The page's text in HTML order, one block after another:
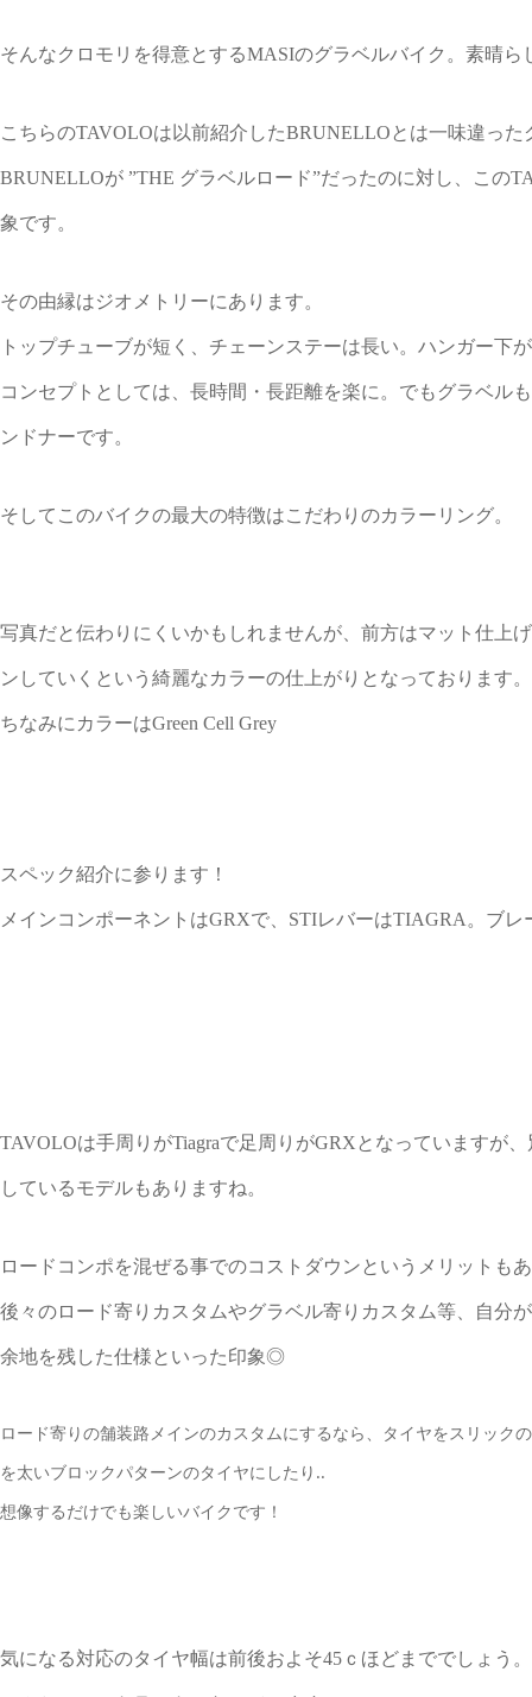
そんなクロモリを得意とするMASIのグラベルバイク。素晴
こちらのTAVOLOは以前紹介したBRUNELLOとは一味違っ
BRUNELLOが ”THE グラベルロード”だったのに対し、この
象です。
その由縁はジオメトリーにあります。
トップチューブが短く、チェーンステーは長い。ハンガー下
コンセプトとしては、長時間・長距離を楽に。でもグラベル
ンドナーです。
そしてこのバイクの最大の特徴はこだわりのカラーリング。
写真だと伝わりにくいかもしれませんが、前方はマット仕上
ンしていくという綺麗なカラーの仕上がりとなっております。
ちなみにカラーはGreen Cell Grey
スペック紹介に参ります！
メインコンポーネントはGRXで、STIレバーはTIAGRA。ブ
TAVOLOは手周りがTiagraで足周りがGRXとなっていますが
しているモデルもありますね。
ロードコンポを混ぜる事でのコストダウンというメリットも
後々のロード寄りカスタムやグラベル寄りカスタム等、自分
余地を残した仕様といった印象◎
ロード寄りの舗装路メインのカスタムにするなら、タイヤをスリック
を太いブロックパターンのタイヤにしたり..
想像するだけでも楽しいバイクです！
気になる対応のタイヤ幅は前後およそ45ｃほどまででしょう